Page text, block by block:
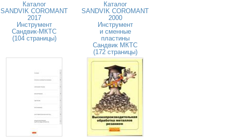
Каталог
SANDVIK COROMANT
2017
Инструмент
Сандвик-МКТС
(104 страницы)
Каталог
SANDVIK COROMANT
2000
Инструмент
и сменные
пластины
Сандвик МКТС
(172 страницы)